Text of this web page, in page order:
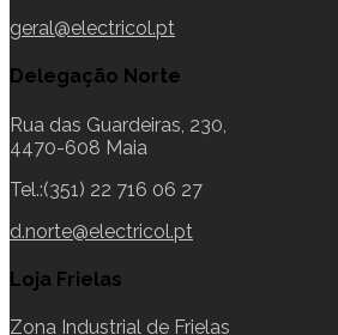
geral@electricol.pt
Delegação Norte
Rua das Guardeiras, 230,
4470-608 Maia
Tel.:(351) 22 716 06 27
d.norte@electricol.pt
Loja Frielas
Zona Industrial de Frielas